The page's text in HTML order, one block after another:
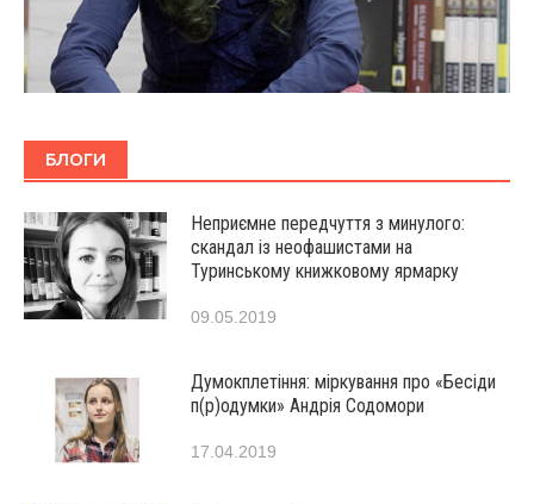
БЛОГИ
Неприємне передчуття з минулого:
скандал із неофашистами на
Туринському книжковому ярмарку
09.05.2019
Думокплетіння: міркування про «Бесіди
п(р)одумки» Андрія Содомори
17.04.2019